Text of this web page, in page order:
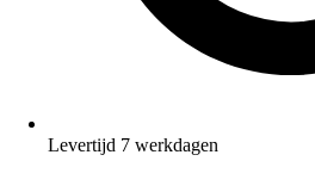
Levertijd 7 werkdagen